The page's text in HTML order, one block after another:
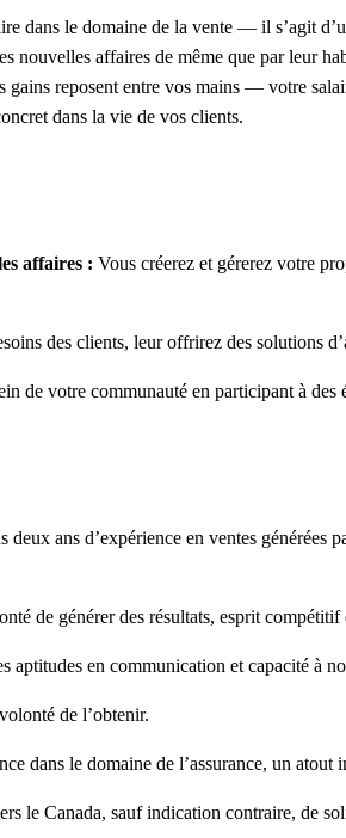
dans le domaine de la vente — il s’agit
nouvelles affaires de même que par leur
reposent entre vos mains — votre
dans la vie de vos clients.
affaires : Vous créerez et gérerez votre
des clients, leur offrirez des solutions
de votre communauté en participant à
deux ans d’expérience en ventes générées
de générer des résultats, esprit
aptitudes en communication et capacité à
de l’obtenir.
dans le domaine de l’assurance, un atout
le Canada, sauf indication contraire, de